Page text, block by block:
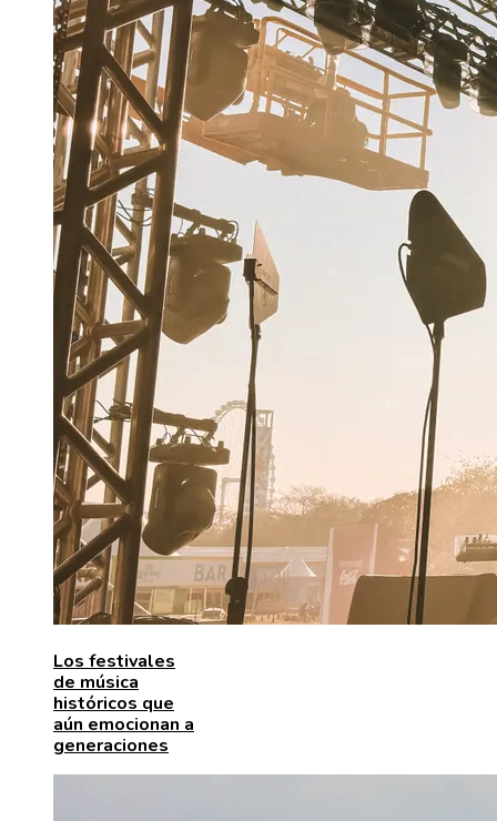
Los festivales
de música
históricos que
aún emocionan a
generaciones